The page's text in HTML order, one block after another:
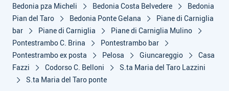
Bedonia pza Micheli Bedonia Costa Belvedere
Bedonia
Pian del Taro
Bedonia Ponte Gelana
Piane di Carniglia
bar
Piane di Carniglia
Piane di Carniglia Mulino
Pontestrambo C. Brina
Pontestrambo bar
Pontestrambo ex posta
Pelosa Giuncareggio
Casa
Fazzi
Codorso C. Belloni
S.ta Maria del Taro Lazzini
S.ta Maria del Taro ponte